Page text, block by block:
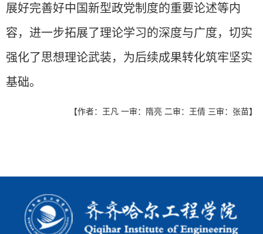
展好完善好中国新型政党制度的重要论述等内
容， 进一步拓展了理论学习的深度与广度，切实
强化了思想理论武装，为后续成果转化筑牢坚实
基础。
【作者：王凡 一审：隋亮 二审：王倩 三审：张苗】